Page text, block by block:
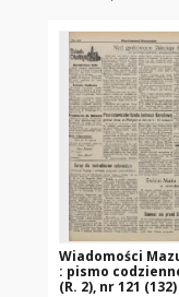
Wiadomości
: pismo
(R. 2), nr 121 (132)